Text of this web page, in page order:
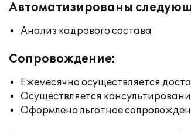
Автоматизированы
Анализ кадрового состава
Сопровождение:
Ежемесячно осуществляется
Осуществляется
Оформлено льготное